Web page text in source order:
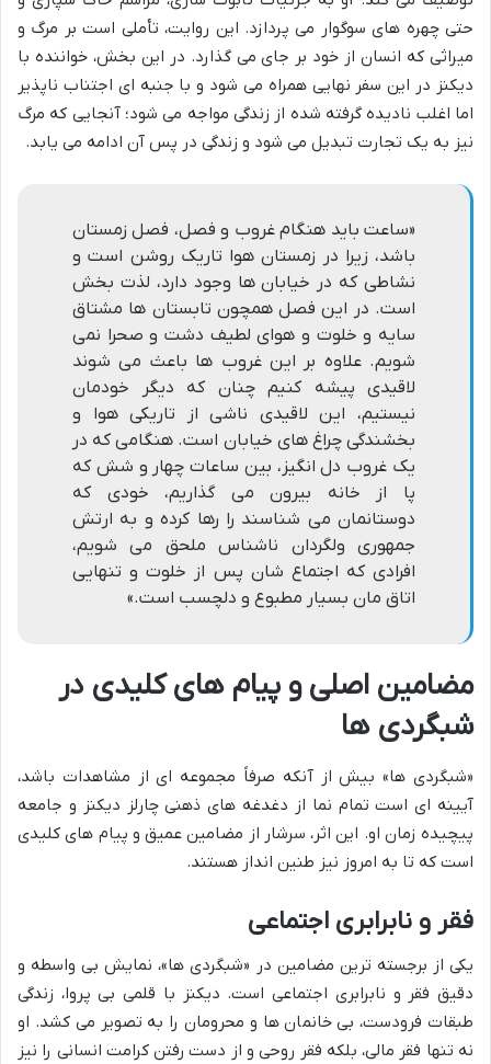
حتی چهره های سوگوار می پردازد. این روایت، تأملی است بر مرگ و
میراثی که انسان از خود بر جای می گذارد. در این بخش، خواننده با
دیکنز در این سفر نهایی همراه می شود و با جنبه ای اجتناب ناپذیر
اما اغلب نادیده گرفته شده از زندگی مواجه می شود؛ آنجایی که مرگ
نیز به یک تجارت تبدیل می شود و زندگی در پس آن ادامه می یابد.
«ساعت باید هنگام غروب و فصل، فصل زمستان
باشد، زیرا در زمستان هوا تاریک روشن است و
نشاطی که در خیابان ها وجود دارد، لذت بخش
است. در این فصل همچون تابستان ها مشتاق
سایه و خلوت و هوای لطیف دشت و صحرا نمی
شویم. علاوه بر این غروب ها باعث می شوند
لاقیدی پیشه کنیم چنان که دیگر خودمان
نیستیم، این لاقیدی ناشی از تاریکی هوا و
بخشندگی چراغ های خیابان است. هنگامی که در
یک غروب دل انگیز، بین ساعات چهار و شش که
پا از خانه بیرون می گذاریم، خودی که
دوستانمان می شناسند را رها کرده و به ارتش
جمهوری ولگردان ناشناس ملحق می شویم،
افرادی که اجتماع شان پس از خلوت و تنهایی
اتاق مان بسیار مطبوع و دلچسب است.»
مضامین اصلی و پیام های کلیدی در
شبگردی ها
«شبگردی ها» بیش از آنکه صرفاً مجموعه ای از مشاهدات باشد،
آیینه ای است تمام نما از دغدغه های ذهنی چارلز دیکنز و جامعه
پیچیده زمان او. این اثر، سرشار از مضامین عمیق و پیام های کلیدی
است که تا به امروز نیز طنین انداز هستند.
فقر و نابرابری اجتماعی
یکی از برجسته ترین مضامین در «شبگردی ها»، نمایش بی واسطه و
دقیق فقر و نابرابری اجتماعی است. دیکنز با قلمی بی پروا، زندگی
طبقات فرودست، بی خانمان ها و محرومان را به تصویر می کشد. او
نه تنها فقر مالی، بلکه فقر روحی و از دست رفتن کرامت انسانی را نیز